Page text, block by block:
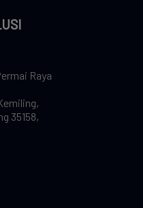
Raya
35158,